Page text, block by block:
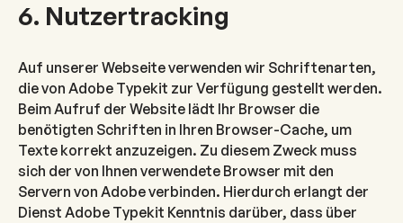
6. Nutzertracking
Auf unserer Webseite verwenden wir Schriftenarten,
die von Adobe Typekit zur Verfügung gestellt werden.
Beim Aufruf der Website lädt Ihr Browser die
benötigten Schriften in Ihren Browser-Cache, um
Texte korrekt anzuzeigen. Zu diesem Zweck muss
sich der von Ihnen verwendete Browser mit den
Servern von Adobe verbinden. Hierdurch erlangt der
Dienst Adobe Typekit Kenntnis darüber, dass über